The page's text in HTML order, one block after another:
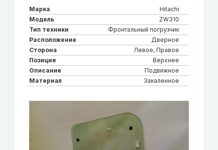
Марка
Hitachi
Модель
ZW310
Тип техники
Фронтальный погрузчик
Расположение
Дверное
Сторона
Левое, Правое
Позиция
Верхнее
Описание
Подвижное
Материал
Закаленное